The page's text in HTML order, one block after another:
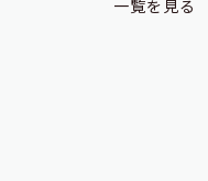
一覧を見る